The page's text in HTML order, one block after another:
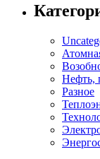
Нефть,
Разное